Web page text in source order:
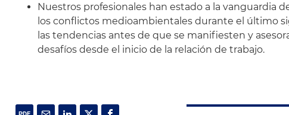
Nuestros profesionales han estado a la vanguardia
los conflictos medioambientales durante el último
las tendencias antes de que se manifiesten y
desafíos desde el inicio de la relación de trabajo.